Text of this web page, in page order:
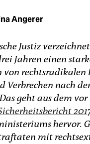
Angerer
Justiz
Jahren einen
von rechtsradikalen
Verbrechen nach
geht aus dem
hervor.
mit